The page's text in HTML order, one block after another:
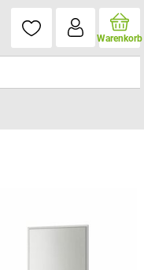
Warenkorb